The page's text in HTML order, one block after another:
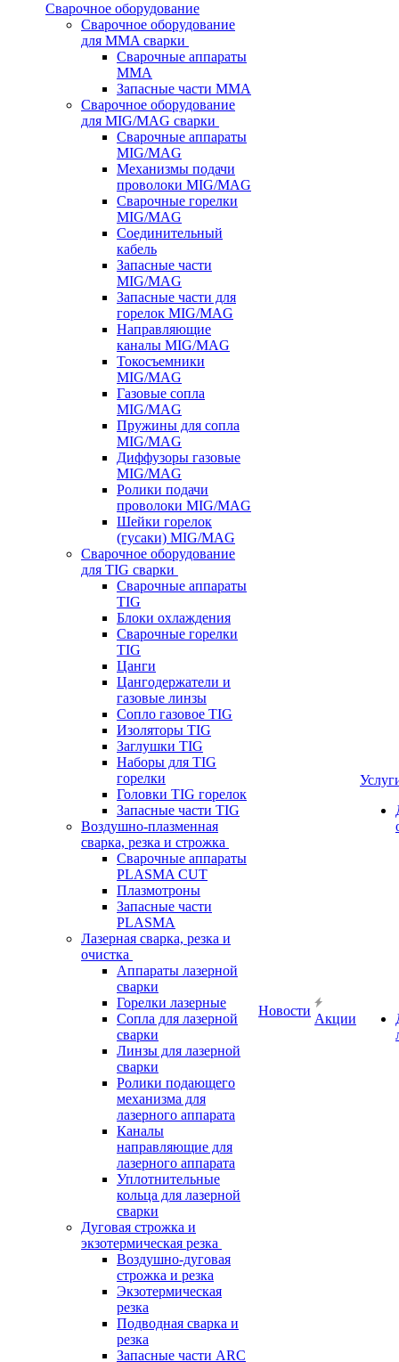
Сварочное оборудование
Сварочное оборудование
для MMA сварки
Сварочные аппараты
MMA
Запасные части MMA
Сварочное оборудование
для MIG/MAG сварки
Сварочные аппараты
MIG/MAG
Механизмы подачи
проволоки MIG/MAG
Сварочные горелки
MIG/MAG
Соединительный
кабель
Запасные части
MIG/MAG
Запасные части для
горелок MIG/MAG
Направляющие
каналы MIG/MAG
Токосъемники
MIG/MAG
Газовые сопла
MIG/MAG
Пружины для сопла
MIG/MAG
Диффузоры газовые
MIG/MAG
Ролики подачи
проволоки MIG/MAG
Шейки горелок
(гусаки) MIG/MAG
Сварочное оборудование
для TIG сварки
Сварочные аппараты
TIG
Блоки охлаждения
Сварочные горелки
TIG
Цанги
Цангодержатели и
газовые линзы
Сопло газовое TIG
Изоляторы TIG
Заглушки TIG
Наборы для TIG
горелки
Головки TIG горелок
Запасные части TIG
Воздушно-плазменная
сварка, резка и строжка
Сварочные аппараты
PLASMA CUT
Плазмотроны
Запасные части
PLASMA
Лазерная сварка, резка и
очистка
Аппараты лазерной
сварки
Горелки лазерные
Сопла для лазерной
сварки
Линзы для лазерной
сварки
Ролики подающего
механизма для
лазерного аппарата
Каналы
направляющие для
лазерного аппарата
Уплотнительные
кольца для лазерной
сварки
Дуговая строжка и
экзотермическая резка
Воздушно-дуговая
строжка и резка
Экзотермическая
резка
Подводная сварка и
резка
Запасные части ARC
Новости
Акции